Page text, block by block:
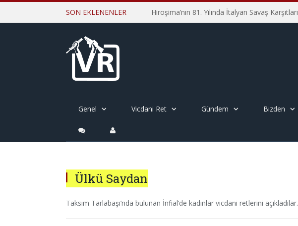
SON EKLENENLER
Genel Vicdani Ret Gündem Bizden
Ülkü Saydan
Taksim Tarlabaşı’nda bulunan İnfial’de kadınlar vicdani retlerini açıkladılar.